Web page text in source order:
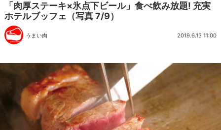
「肉厚ステーキ×氷点下ビール」食べ飲み放題! 充実
ホテルブッフェ（写真 7/9）
うまい肉 2019.6.13 11:00